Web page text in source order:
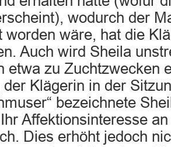
wodurch der
worden wäre, hat die
Auch wird Sheila
etwa zu Zuchtzwecken
Klägerin in der
bezeichnete
Affektionsinteresse
Dies erhöht jedoch